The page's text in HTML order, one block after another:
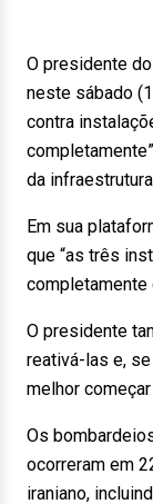
O presidente
neste sábado
contra
da
Em sua
que “as três
completamente
O presidente
reativá-las e,
melhor
Os
ocorreram em
iraniano,